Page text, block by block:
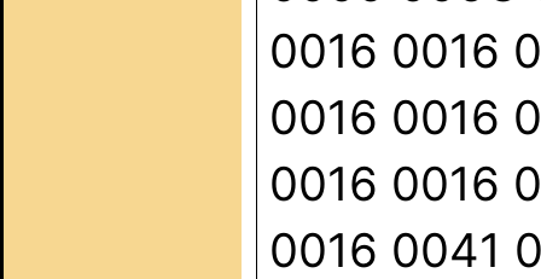
0016 0016
0016 0016
0016 0016
0016 0041